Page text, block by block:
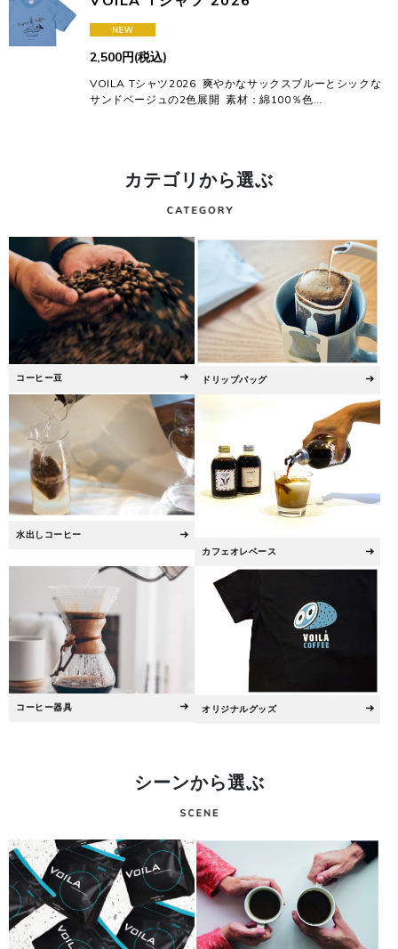
2,500円(税込)
VOILA Tシャツ2026 爽やかなサックスブルーとシックな
サンドベージュの2色展開 素材：綿100％色…
カテゴリから選ぶ
コーヒー豆 ドリップバッグ
水出しコーヒー
カフェオレベース
コーヒー器具 オリジナルグッズ
シーンから選ぶ